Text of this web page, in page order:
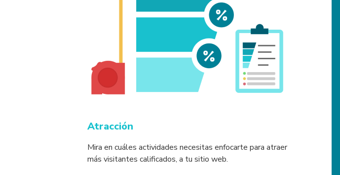
Atracción
Mira en cuáles actividades necesitas enfocarte para atraer
más visitantes calificados, a tu sitio web.